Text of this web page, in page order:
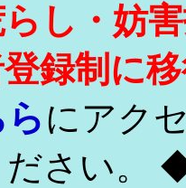
し・妨
登録制に
にアク
ださい。